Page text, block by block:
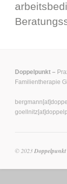
Doppelpunkt –
Familientherapie
© 2023